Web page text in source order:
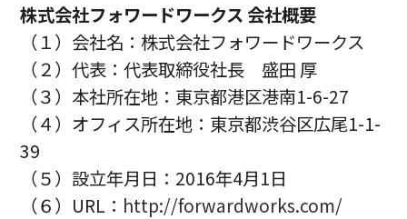
株式会社フォワードワークス 会社概要
（１）会社名：株式会社フォワードワークス
（２）代表：代表取締役社長 盛田 厚
（３）本社所在地：東京都港区港南1-6-27
（４）オフィス所在地：東京都渋谷区広尾1-1-
39
（５）設立年月日：2016年4月1日
（６）URL： http://forwardworks.com/